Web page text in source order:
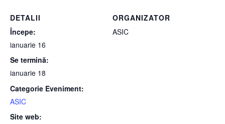
DETALII
Începe:
ianuarie 16
Se termină:
ianuarie 18
Categorie Eveniment:
ASIC
Site web:
ORGANIZATOR
ASIC